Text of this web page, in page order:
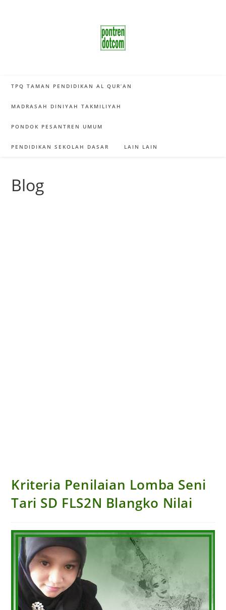
TPQ TAMAN PENDIDIKAN AL QUR’AN
MADRASAH DINIYAH TAKMILIYAH
PONDOK PESANTREN UMUM
PENDIDIKAN SEKOLAH DASAR LAIN LAIN
Blog
Kriteria Penilaian Lomba Seni
Tari SD FLS2N Blangko Nilai